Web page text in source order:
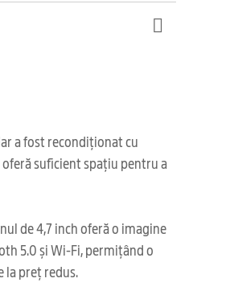
a fost recondiționat cu
suficient spațiu pentru a
de 4,7 inch oferă o imagine
5.0 și Wi-Fi, permițând o
la preț redus.